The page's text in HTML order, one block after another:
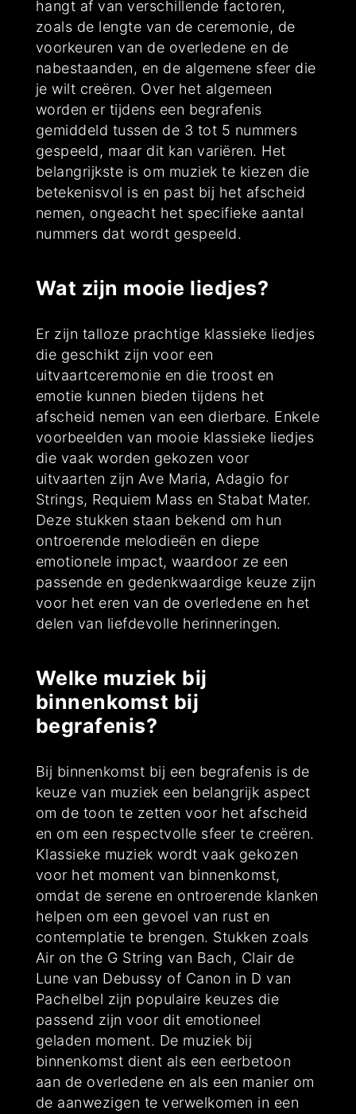
hangt af van verschillende factoren,
zoals de lengte van de ceremonie, de
voorkeuren van de overledene en de
nabestaanden, en de algemene sfeer die
je wilt creëren. Over het algemeen
worden er tijdens een begrafenis
gemiddeld tussen de 3 tot 5 nummers
gespeeld, maar dit kan variëren. Het
belangrijkste is om muziek te kiezen die
betekenisvol is en past bij het afscheid
nemen, ongeacht het specifieke aantal
nummers dat wordt gespeeld.
Wat zijn mooie liedjes?
Er zijn talloze prachtige klassieke liedjes
die geschikt zijn voor een
uitvaartceremonie en die troost en
emotie kunnen bieden tijdens het
afscheid nemen van een dierbare. Enkele
voorbeelden van mooie klassieke liedjes
die vaak worden gekozen voor
uitvaarten zijn Ave Maria, Adagio for
Strings, Requiem Mass en Stabat Mater.
Deze stukken staan bekend om hun
ontroerende melodieën en diepe
emotionele impact, waardoor ze een
passende en gedenkwaardige keuze zijn
voor het eren van de overledene en het
delen van liefdevolle herinneringen.
Welke muziek bij
binnenkomst bij
begrafenis?
Bij binnenkomst bij een begrafenis is de
keuze van muziek een belangrijk aspect
om de toon te zetten voor het afscheid
en om een respectvolle sfeer te creëren.
Klassieke muziek wordt vaak gekozen
voor het moment van binnenkomst,
omdat de serene en ontroerende klanken
helpen om een gevoel van rust en
contemplatie te brengen. Stukken zoals
Air on the G String van Bach, Clair de
Lune van Debussy of Canon in D van
Pachelbel zijn populaire keuzes die
passend zijn voor dit emotioneel
geladen moment. De muziek bij
binnenkomst dient als een eerbetoon
aan de overledene en als een manier om
de aanwezigen te verwelkomen in een